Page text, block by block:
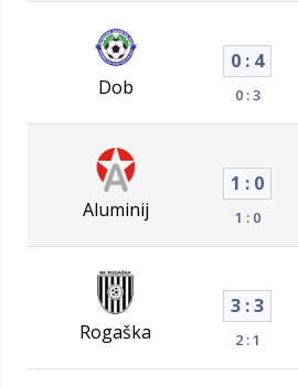
Dob
0 : 4
0 : 3
Aluminij
1 : 0
1 : 0
Rogaška
3 : 3
2 : 1